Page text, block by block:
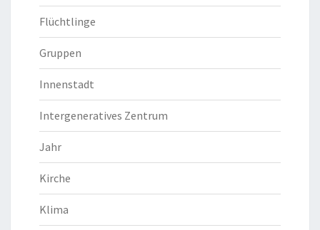
Flüchtlinge
Gruppen
Innenstadt
Intergeneratives Zentrum
Jahr
Kirche
Klima